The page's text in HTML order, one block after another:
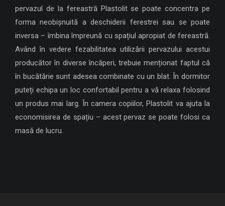
pervazul de la fereastră Plastolit se poate concentra pe
forma neobișnuită a deschiderii ferestrei sau se poate
inversa – îmbina împreună cu spațiul apropiat de fereastră.
Având în vedere fezabilitatea utilizării pervazului acestui
producător în diverse încăperi, trebuie menționat faptul că
în bucătărie sunt adesea combinate cu un blat. În dormitor
puteți echipa un loc confortabil pentru a vă relaxa folosind
un produs mai larg. În camera copiilor, Plastolit va ajuta la
economisirea de spațiu – acest pervaz se poate folosi ca
masă de lucru.